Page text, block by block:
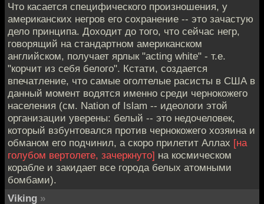
Что касается специфического произношения, у
американских негров его сохранение -- это зачастую
дело принципа. Доходит до того, что сейчас негр,
говорящий на стандартном американском
английском, получает ярлык "acting white" - т.е.
"корчит из себя белого". Кстати, создается
впечатление, что самые оголтелые расисты в США в
данный момент водятся именно среди чернокожего
населения (см. Nation of Islam -- идеологи этой
организации уверены: белый -- это недочеловек,
который взбунтовался против чернокожего хозяина и
обманом его подчинил, а скоро прилетит Аллах [на
голубом вертолете, зачеркнуто] на космическом
корабле и закидает все города белых атомными
бомбами).
Viking »